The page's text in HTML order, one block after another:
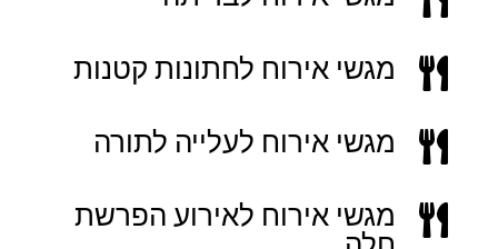
 מגשי אירוח לחתונות קטנות
 מגשי אירוח לעלייה לתורה

מגשי אירוח לאירוע הפרשת